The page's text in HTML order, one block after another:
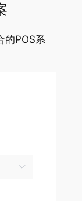
的POS系